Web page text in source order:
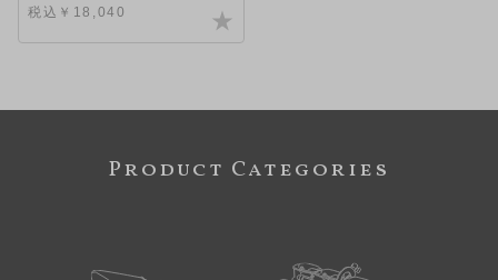
税込￥18,040
Product Categories